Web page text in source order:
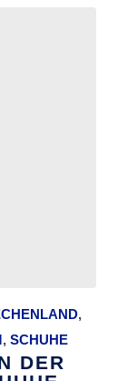
,
,SCHUHE
DER